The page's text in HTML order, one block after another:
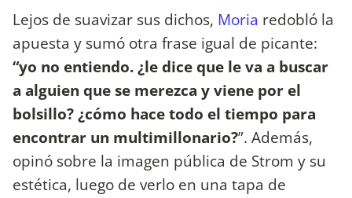
Lejos de suavizar sus dichos, Moria redobló la
apuesta y sumó otra frase igual de picante:
“yo no entiendo. ¿le dice que le va a buscar
a alguien que se merezca y viene por el
bolsillo? ¿cómo hace todo el tiempo para
encontrar un multimillonario?”. Además,
opinó sobre la imagen pública de Strom y su
estética, luego de verlo en una tapa de